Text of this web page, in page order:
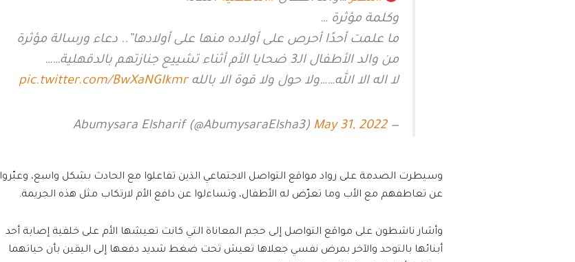
وكلمة مؤثرة …
ما علمت أحدًا أحرص على أولاده منها على أولادها”.. دعاء ورسالة مؤثرة
من والد الأطفال الـ3 ضحايا الأم أثناء تشييع جنازتهم بالدقهلية……
لا اله الا الله……ولا حول ولا قوة الا باللهpic.twitter.com/BwXaNGIkmr
— Abumysara Elsharif (@AbumysaraElsha3)
May 31, 2022
وسيطرت الصدمة على رواد مواقع التواصل الاجتماعي الذين تفاعلوا مع الحادث بشكل واسع، وعبّروا
عن تعاطفهم مع الأب وما تعرّض له الأطفال، وتساءلوا عن دافع الأم لارتكاب مثل هذه الجريمة.
وأشار ناشطون على مواقع التواصل إلى حجم المعاناة التي كانت تعيشها الأم على خلفية إصابة أحد
أبنائها بالتوحد والآخر بمرض نفسي جعلاها تعيش تحت ضغط شديد دفعها إلى اليقين بأن حياتهما